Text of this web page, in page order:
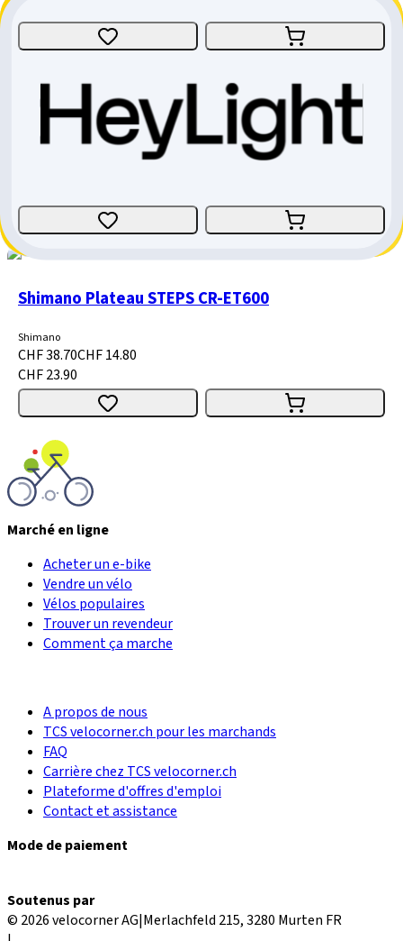
Poignées de vélo en mousse
Shimano Plateau STEPS CR-ET600
Shimano
CHF 38.70CHF 14.80
CHF 23.90
Marché en ligne
Acheter un e-bike
Vendre un vélo
Vélos populaires
Trouver un revendeur
Comment ça marche
A propos de nous
TCS velocorner.ch pour les marchands
FAQ
Carrière chez TCS velocorner.ch
Plateforme d'offres d'emploi
Contact et assistance
Mode de paiement
Soutenus par
© 2026 velocorner AG|Merlachfeld 215, 3280 Murten FR